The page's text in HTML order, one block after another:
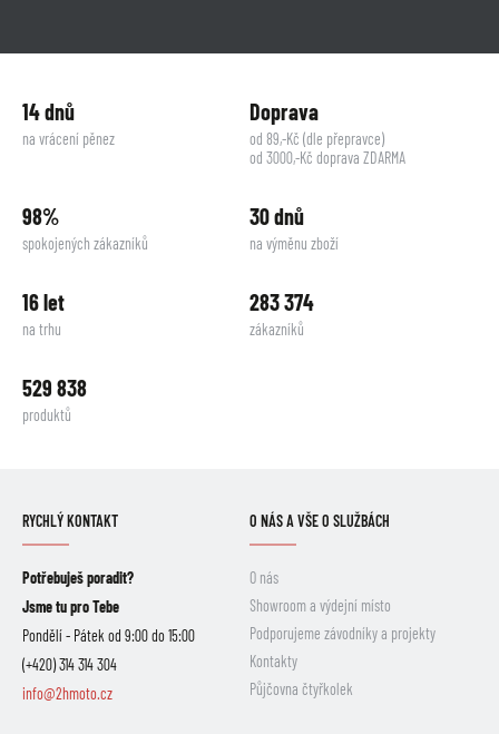
14 dnů
na vrácení pěnez
Doprava
od 89,-Kč (dle přepravce)
od 3000,-Kč doprava ZDARMA
98%
spokojených zákazníků
30 dnů
na výměnu zboží
16 let
na trhu
283 374
zákazníků
529 838
produktů
RYCHLÝ KONTAKT
Potřebuješ poradit?
Jsme tu pro Tebe
Pondělí - Pátek od 9:00 do 15:00
(+420) 314 314 304
info@2hmoto.cz
O NÁS A VŠE O SLUŽBÁCH
O nás
Showroom a výdejní místo
Podporujeme závodníky a projekty
Kontakty
Půjčovna čtyřkolek